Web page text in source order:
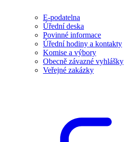
E-podatelna
Úřední deska
Povinné informace
Úřední hodiny a kontakty
Komise a výbory
Obecně závazné vyhlášky
Veřejné zakázky